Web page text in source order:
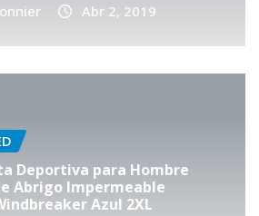
Abr 2, 2019
Deportiva para Hombre
Abrigo Impermeable
Azul 2XL